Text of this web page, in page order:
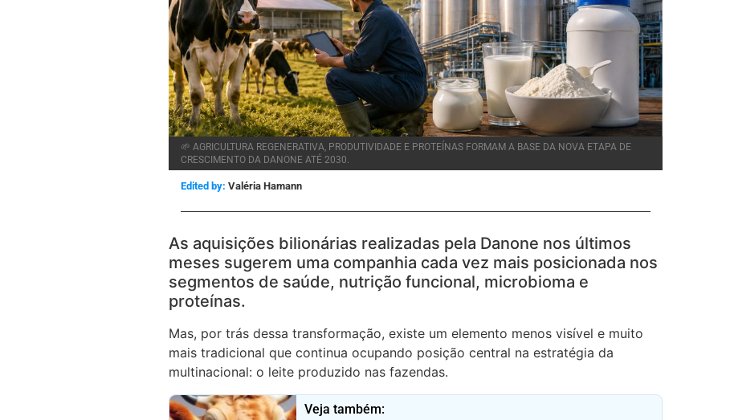
🌱 AGRICULTURA REGENERATIVA, PRODUTIVIDADE E PROTEÍNAS FORMAM A BASE DA NOVA ETAPA DE
CRESCIMENTO DA DANONE ATÉ 2030.
Edited by: Valéria Hamann
As aquisições bilionárias realizadas pela Danone nos últimos
meses sugerem uma companhia cada vez mais posicionada nos
segmentos de saúde, nutrição funcional, microbioma e
proteínas.
Mas, por trás dessa transformação, existe um elemento menos visível e muito
mais tradicional que continua ocupando posição central na estratégia da
multinacional: o leite produzido nas fazendas.
Veja também: